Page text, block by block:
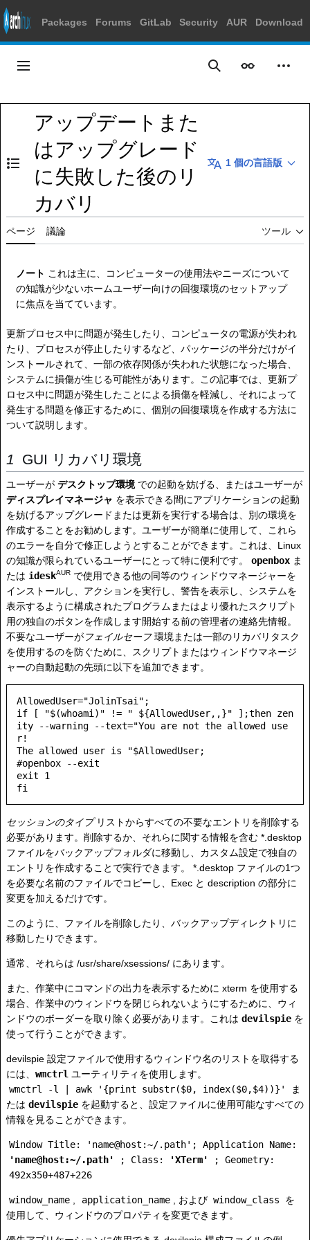
Packages Forums GitLab Security AUR Download
ッ
メインメニュー 検索 表示 個人
目次の表示・非表示を切り替え
アップデートまた
はアップグレード
に失敗した後のリ
カバリ
1 個の言語版
ページ 議論 ツール
ノート これは主に、コンピューターの使用法やニーズについて
の知識が少ないホームユーザー向けの回復環境のセットアップ
に焦点を当てています。
更新プロセス中に問題が発生したり、コンピュータの電源が失われ
たり、プロセスが停止したりするなど、パッケージの半分だけがイ
ンストールされて、一部の依存関係が失われた状態になった場合、
システムに損傷が生じる可能性があります。この記事では、更新プ
ロセス中に問題が発生したことによる損傷を軽減し、それによって
発生する問題を修正するために、個別の回復環境を作成する方法に
ついて説明します。
GUI リカバリ環境
ユーザーが デスクトップ環境での起動を妨げる、またはユーザーが
ディスプレイマネージャ を表示できる間にアプリケーションの起動
を妨げるアップグレードまたは更新を実行する場合は、別の環境を
作成することをお勧めします。ユーザーが簡単に使用して、これら
のエラーを自分で修正しようとすることができます。これは、Linux
の知識が限られているユーザーにとって特に便利です。 openbox ま
たは ideskAUR で​​使用できる他の同等のウィンドウマネージャーを
インストールし、アクションを実行し、警告を表示し、システムを
表示するように構成されたプログラムまたはより優れたスクリプト
用の独自のボタンを作成します開始する前の管理者の連絡先情報。
不要なユーザーがフェイルセーフ環境または一部のリカバリタスク
を使用するのを防ぐために、スクリプトまたはウィンドウマネージ
ャーの自動起動の先頭に以下を追加できます。
AllowedUser="JolinTsai";
if [ "$(whoami)" != " ${AllowedUser,,}" ];then zen
ity --warning --text="You are not the allowed use
r!
The allowed user is "$AllowedUser;
#openbox --exit
exit 1
fi
セッションのタイプリストからすべての不要なエントリを削除する
必要があります。削除するか、それらに関する情報を含む *.desktop
ファイルをバックアップフォルダに移動し、カスタム設定で独自の
エントリを作成することで実行できます。 *.desktop ファイルの1つ
を必要な名前のファイルでコピーし、Exec と description の部分に
変更を加えるだけです。
このように、ファイルを削除したり、バックアップディレクトリに
移動したりできます。
通常、それらは /usr/share/xsessions/ にあります。
また、作業中にコマンドの出力を表示するために xterm を使用する
場合、作業中のウィンドウを閉じられないようにするために、ウィ
ンドウのボーダーを取り除く必要があります。これは devilspie を
使って行うことができます。
devilspie 設定ファイルで使用するウィンドウ名のリストを取得する
には、 wmctrl ユーティリティを使用します。
wmctrl -l | awk '{print substr($0, index($0,$4))}'
ま
たは devilspie を起動すると、設定ファイルに使用可能なすべての
情報を見ることができます。
Window Title: 'name@host:~/.path'; Application Name:
'name@host:~/.path'
; Class: 'XTerm'
; Geometry:
492x350+487+226
window_name application_name , および window_class
を
使用して、ウィンドウのプロパティを変更できます。